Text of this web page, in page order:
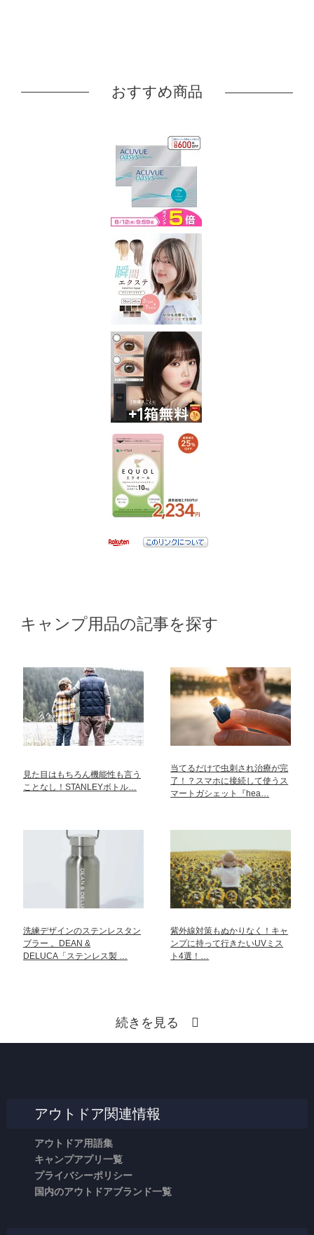
おすすめ商品
キャンプ用品の記事を探す
見た目はもちろん機能性も言う
ことなし！STANLEYボトル…
当てるだけで虫刺され治療が完
了！？スマホに接続して使うス
マートガシェット『hea…
洗練デザインのステンレスタン
ブラー 。DEAN &
DELUCA「ステンレス製 …
紫外線対策もぬかりなく！キャ
ンプに持って行きたいUVミス
ト4選！…
続きを見る
アウトドア関連情報
アウトドア用語集
キャンプアプリ一覧
プライバシーポリシー
国内のアウトドアブランド一覧